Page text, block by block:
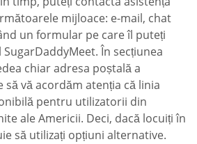
mijloace: e-mail, chat
un formular pe care îl puteți
În secțiunea
chiar adresa poștală a
vă acordăm atenția că linia
pentru utilizatorii din
ale Americii. Deci, dacă locuiți în
să utilizați opțiuni alternative.